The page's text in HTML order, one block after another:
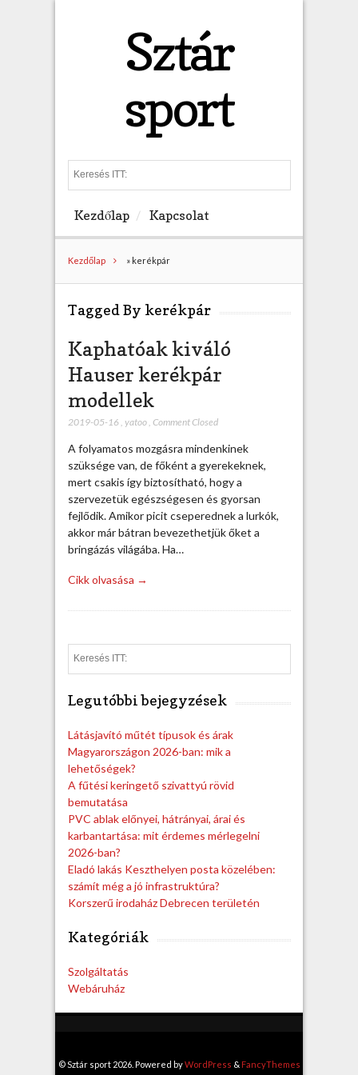
Sztár
sport
e
h
Kezdőlap Kapcsolat
Kezdőlap » kerékpár
Tagged By kerékpár
Kaphatóak kiváló
Hauser kerékpár
modellek
2019-05-16 yatoo, Comment Closed
A folyamatos mozgásra mindenkinek
szüksége van, de főként a gyerekeknek,
mert csakis így biztosítható, hogy a
szervezetük egészségesen és gyorsan
fejlődik. Amikor picit cseperednek a lurkók,
akkor már bátran bevezethetjük őket a
bringázás világába. Ha…
Cikk olvasása →
e
Legutóbbi bejegyzések
Látásjavító műtét típusok és árak
Magyarországon 2026-ban: mik a
lehetőségek?
A fűtési keringető szivattyú rövid
bemutatása
PVC ablak előnyei, hátrányai, árai és
karbantartása: mit érdemes mérlegelni
2026-ban?
Eladó lakás Keszthelyen posta közelében:
számít még a jó infrastruktúra?
Korszerű irodaház Debrecen területén
Kategóriák
Szolgáltatás
Webáruház
© Sztár sport 2026. Powered byWordPress & FancyThemes